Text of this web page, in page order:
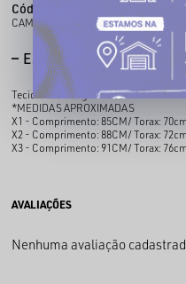
Código identificador (SKU):
CAMISETA CHRONIC BIG 4158
ESPECIFICAÇÕES
Tecido: 100% algodão
*MEDIDAS APROXIMADAS
X1 - Comprimento: 85CM/ Torax:
X2 - Comprimento: 88CM/ Torax:
X3 - Comprimento: 91CM/ Torax:
Nenhuma avaliação